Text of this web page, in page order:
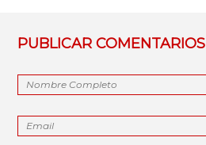
PUBLICAR COMENTARIOS